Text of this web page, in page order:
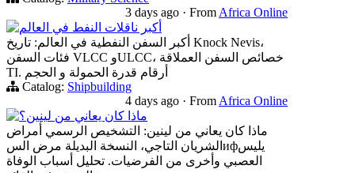
3 days ago · From Africa Online
أكبر ناقلات النفط في العالم
أكبر السفن النفطية في العالم: تاريخ Knock Nevis،
فئات السفن VLCC وULCC، خصائص السفن العملاقة
TI. أرقام قدرة الحمولة و الحجم
Catalog: Shipbuilding
4 days ago · From Africa Online
ماذا كان يعاني من لينين؟
ماذا كان يعاني من لينين: التشخيص الرسمي أمراض
الشريان التاجي، النسخة البديلة مرض السифيليس
العصبي وأخرى من الفرضيات. تحليل أسباب الوفاة